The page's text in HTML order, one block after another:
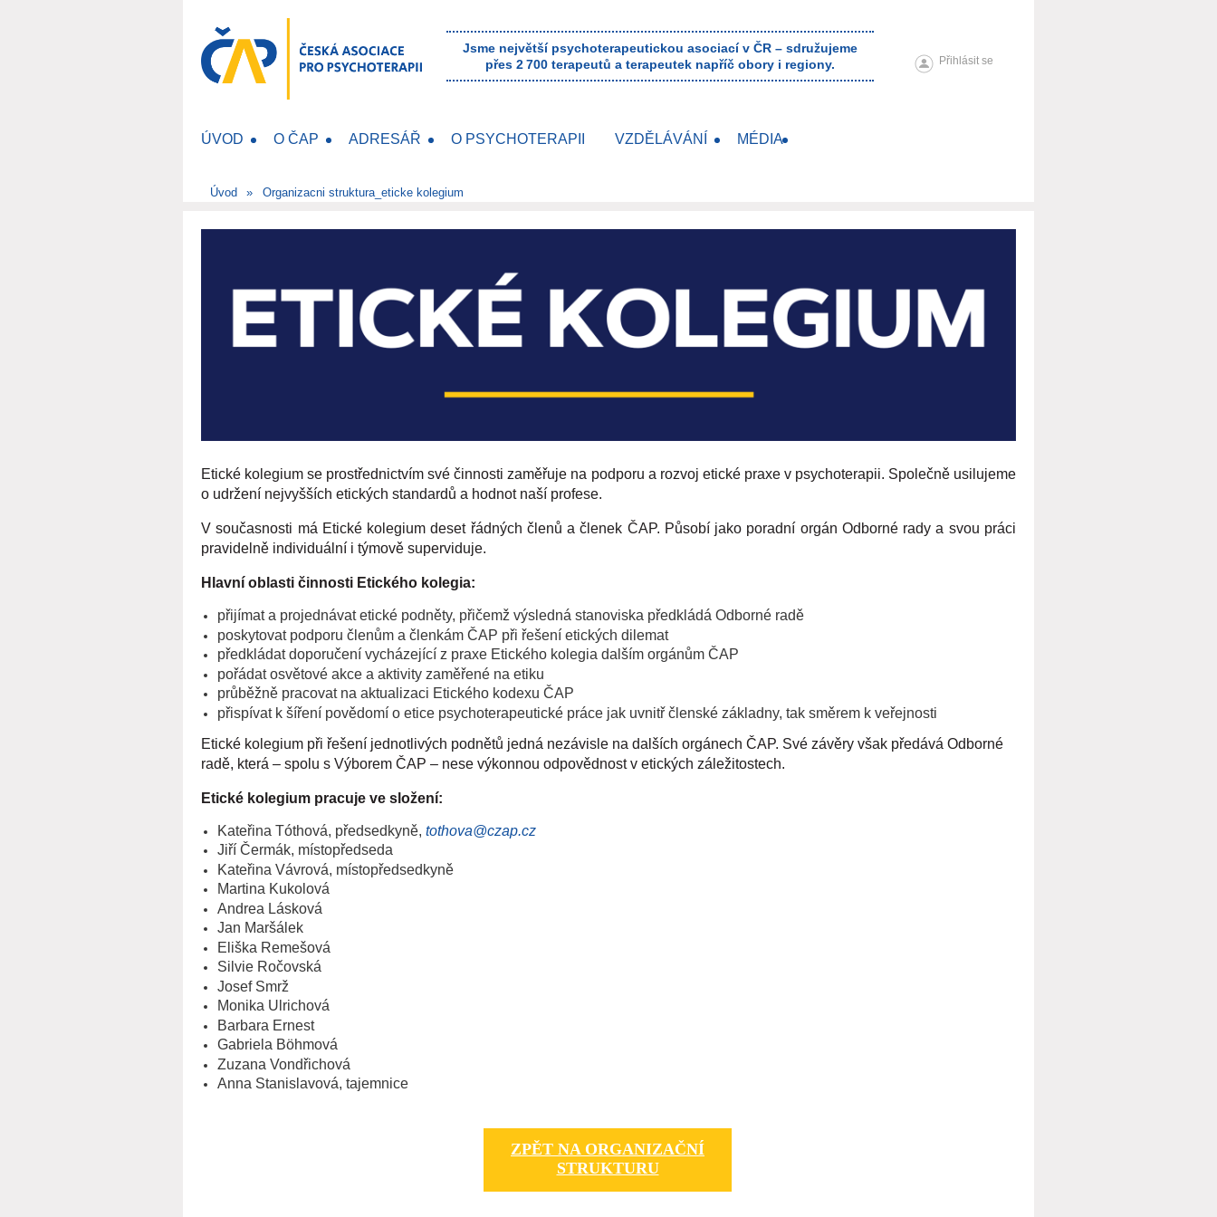
Jsme největší psychoterapeutickou asociací v ČR – sdružujeme
přes 2 700 terapeutů a terapeutek napříč obory i regiony.
Přihlásit se
ÚVOD O ČAP ADRESÁŘ O PSYCHOTERAPII VZDĚLÁVÁNÍ MÉDIA
Úvod Organizacni struktura_eticke kolegium
Etické kolegium se prostřednictvím své činnosti zaměřuje na podporu a rozvoj etické praxe v psychoterapii. Společně usilujeme
o udržení nejvyšších etických standardů a hodnot naší profese.
V současnosti má Etické kolegium deset řádných členů a členek ČAP. Působí jako poradní orgán Odborné rady a svou práci
pravidelně individuální i týmově superviduje.
Hlavní oblasti činnosti Etického kolegia:
přijímat a projednávat etické podněty, přičemž výsledná stanoviska předkládá Odborné radě
poskytovat podporu členům a členkám ČAP při řešení etických dilemat
předkládat doporučení vycházející z praxe Etického kolegia dalším orgánům ČAP
pořádat osvětové akce a aktivity zaměřené na etiku
průběžně pracovat na aktualizaci Etického kodexu ČAP
přispívat k šíření povědomí o etice psychoterapeutické práce jak uvnitř členské základny, tak směrem k veřejnosti
Etické kolegium při řešení jednotlivých podnětů jedná nezávisle na dalších orgánech ČAP. Své závěry však předává Odborné
radě, která – spolu s Výborem ČAP – nese výkonnou odpovědnost v etických záležitostech.
Etické kolegium pracuje ve složení:
Kateřina Tóthová, předsedkyně, tothova@czap.cz
Jiří Čermák, místopředseda
Kateřina Vávrová, místopředsedkyně
Martina Kukolová
Andrea Lásková
Jan Maršálek
Eliška Remešová
Silvie Ročovská
Josef Smrž
Monika Ulrichová
Barbara Ernest
Gabriela Böhmová
Zuzana Vondřichová
Anna Stanislavová, tajemnice
ZPĚT NA ORGANIZAČNÍ
STRUKTURU